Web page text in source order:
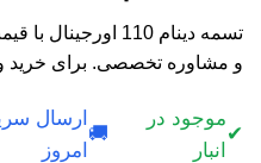
تسمه دینام 110
و مشاوره تخصصی. برای خرید
✔
موجود در
انبار
🚚
ارسال
امروز